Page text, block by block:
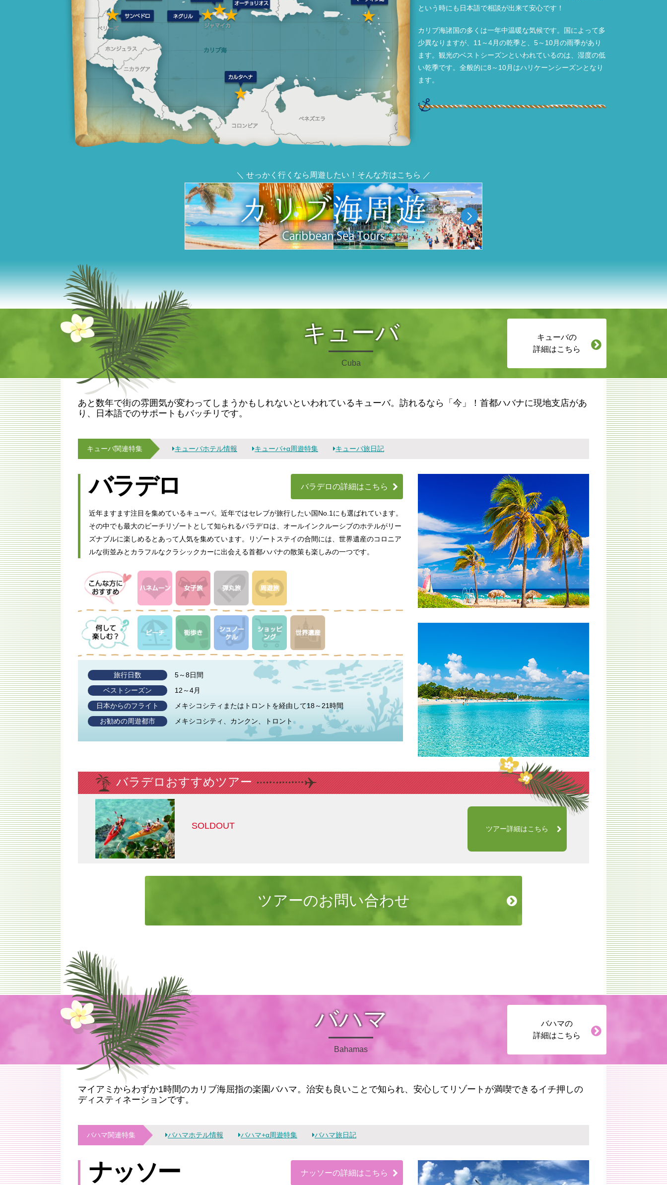
という時にも日本語で相談が出来て安心です！
カリブ海諸国の多くは一年中温暖な気候です。国によって多
少異なりますが、11～4月の乾季と、5～10月の雨季があり
ます。観光のベストシーズンといわれているのは、湿度の低
い乾季です。全般的に8～10月はハリケーンシーズンとなり
ます。
＼ せっかく行くなら周遊したい！そんな方はこちら ／
キューバ
Cuba
キューバの
詳細はこちら
あと数年で街の雰囲気が変わってしまうかもしれないといわれているキューバ。訪れるなら「今」！首都ハバナに現地支店があ
り、日本語でのサポートもバッチリです。
キューバ関連特集 キューバホテル情報 キューバ+α周遊特集 キューバ旅日記
バラデロ バラデロの詳細はこちら
近年ますます注目を集めているキューバ。近年ではセレブが旅行したい国No.1にも選ばれています。
その中でも最大のビーチリゾートとして知られるバラデロは、オールインクルーシブのホテルがリー
ズナブルに楽しめるとあって人気を集めています。リゾートステイの合間には、世界遺産のコロニア
ルな街並みとカラフルなクラシックカーに出会える首都ハバナの散策も楽しみの一つです。
旅行日数
5～8日間
ベストシーズン
12～4月
日本からのフライト
メキシコシティまたはトロントを経由して18～21時間
お勧めの周遊都市
メキシコシティ、カンクン、トロント
バラデロおすすめツアー
SOLDOUT ツアー詳細はこちら
ツアーのお問い合わせ
バハマ
Bahamas
バハマの
詳細はこちら
マイアミからわずか1時間のカリブ海屈指の楽園バハマ。治安も良いことで知られ、安心してリゾートが満喫できるイチ押しの
ディスティネーションです。
バハマ関連特集 バハマホテル情報 バハマ+α周遊特集 バハマ旅日記
ナッソー ナッソーの詳細はこちら